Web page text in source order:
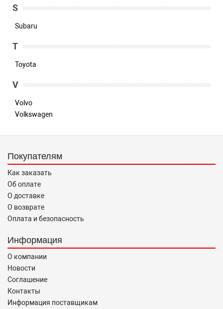
S
Subaru
T
Toyota
V
Volvo
Volkswagen
Покупателям
Как заказать
Об оплате
О доставке
О возврате
Оплата и безопасность
Информация
О компании
Новости
Соглашение
Контакты
Информация поставщикам